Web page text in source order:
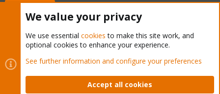
Cookies
Proxmox Support Forum - Light Mode
Contact us
Terms and rules Privacy policy Help Home
We value your privacy
We use essential cookies to make this site work, and
optional cookies to enhance your experience.
See further information and configure your preferences
Accept all cookies